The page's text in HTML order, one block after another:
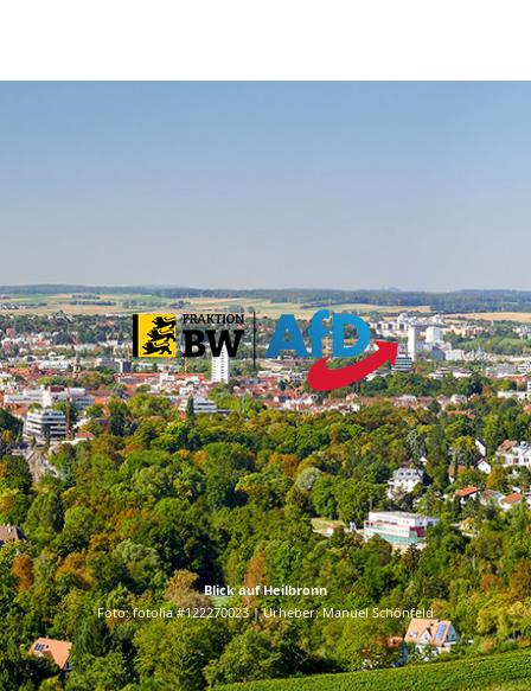
Blick auf Heilbronn
Foto: fotolia #122270023 | Urheber: Manuel Schönfeld